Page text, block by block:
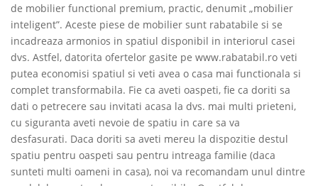
de mobilier functional premium, practic, denumit „mobilier
inteligent”. Aceste piese de mobilier sunt rabatabile si se
incadreaza armonios in spatiul disponibil in interiorul casei
dvs. Astfel, datorita ofertelor gasite pe www.rabatabil.ro veti
putea economisi spatiul si veti avea o casa mai functionala si
complet transformabila. Fie ca aveti oaspeti, fie ca doriti sa
dati o petrecere sau invitati acasa la dvs. mai multi prieteni,
cu siguranta aveti nevoie de spatiu in care sa va
desfasurati. Daca doriti sa aveti mereu la dispozitie destul
spatiu pentru oaspeti sau pentru intreaga familie (daca
sunteti multi oameni in casa), noi va recomandam unul dintre